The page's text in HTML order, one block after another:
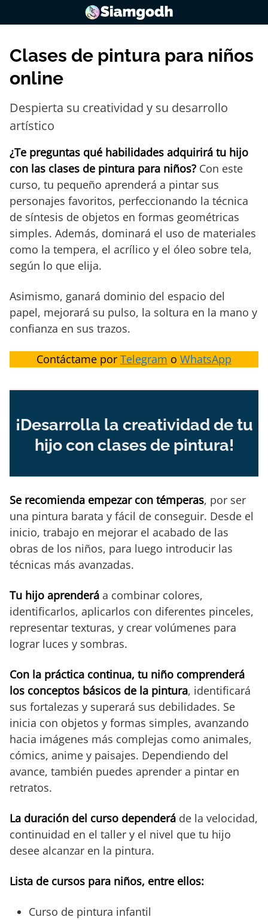
Clases de pintura para niños
online
Despierta su creatividad y su desarrollo
artístico
¿Te preguntas qué habilidades adquirirá tu hijo
con las clases de pintura para niños? Con este
curso, tu pequeño aprenderá a pintar sus
personajes favoritos, perfeccionando la técnica
de síntesis de objetos en formas geométricas
simples. Además, dominará el uso de materiales
como la tempera, el acrílico y el óleo sobre tela,
según lo que elija.
Asimismo, ganará dominio del espacio del
papel, mejorará su pulso, la soltura en la mano y
confianza en sus trazos.
Contáctame por Telegram o WhatsApp
¡Desarrolla la creatividad de tu
hijo con clases de pintura!
Se recomienda empezar con témperas, por ser
una pintura barata y fácil de conseguir. Desde el
inicio, trabajo en mejorar el acabado de las
obras de los niños, para luego introducir las
técnicas más avanzadas.
Tu hijo aprenderá a combinar colores,
identificarlos, aplicarlos con diferentes pinceles,
representar texturas, y crear volúmenes para
lograr luces y sombras.
Con la práctica continua, tu niño comprenderá
los conceptos básicos de la pintura, identificará
sus fortalezas y superará sus debilidades. Se
inicia con objetos y formas simples, avanzando
hacia imágenes más complejas como animales,
cómics, anime y paisajes. Dependiendo del
avance, también puedes aprender a pintar en
retratos.
La duración del curso dependerá de la velocidad,
continuidad en el taller y el nivel que tu hijo
desee alcanzar en la pintura.
Lista de cursos para niños, entre ellos:
Curso de pintura infantil